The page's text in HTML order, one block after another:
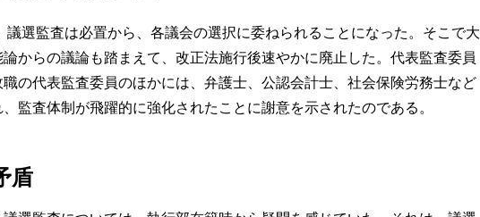
選監査は必置から、各議会の選択に委ねられることになった。そこで大
からの議論も踏まえて、改正法施行後速やかに廃止した。代表監査委員
の代表監査委員のほかには、弁護士、公認会計士、社会保険労務士など
監査体制が飛躍的に強化されたことに謝意を示されたのである。
盾